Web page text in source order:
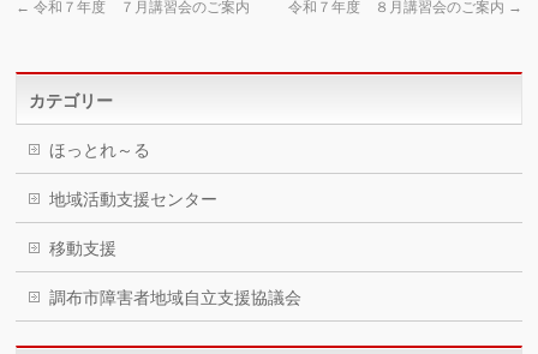
← 令和７年度 ７月講習会のご案内 令和７年度 ８月講習会のご案内 →
カテゴリー
ほっとれ～る
地域活動支援センター
移動支援
調布市障害者地域自立支援協議会